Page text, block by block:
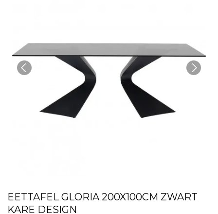
EETTAFEL GLORIA 200X100CM ZWART
KARE DESIGN